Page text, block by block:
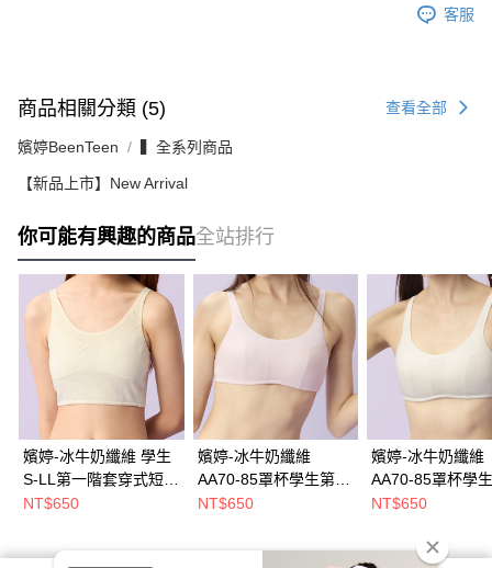
客服
商品相關分類 (5) 查看全部
嬪婷BeenTeen ▍全系列商品
【新品上市】New Arrival
你可能有興趣的商品全站排行
嬪婷-冰牛奶纖維 學生
S-LL第一階套穿式短背
心(奶油黃) BB1085Y6
NT$650
嬪婷-冰牛奶纖維
AA70-85罩杯學生第二
階段內衣 套穿式短背
BB1645AALP
NT$650
嬪婷-冰牛奶纖維
AA70-85罩杯學
階段內衣 套穿式
BB1645AAIW
NT$650